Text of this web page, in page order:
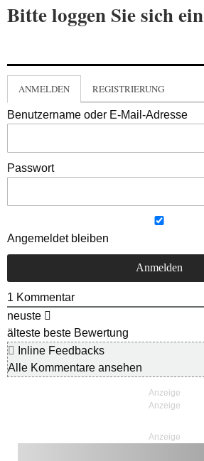
Bitte loggen Sie sich ein
ANMELDEN REGISTRIERUNG
Benutzername oder E-Mail-Adresse
Passwort
Angemeldet bleiben
1 Kommentar
neuste
älteste beste Bewertung
Inline Feedbacks
Alle Kommentare ansehen
Anzeige